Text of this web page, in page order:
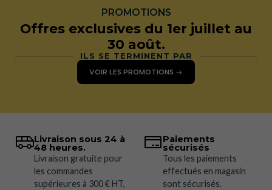
PROMOTIONS
Offres exclusives du 1er juillet au
30 août.
ILS SE TERMINENT PAR
VOIR LES PROMOTIONS
Livraison sous 24 à
48 heures.
Livraison gratuite pour
les commandes
supérieures à 300 € HT,
Paiements
sécurisés
Tous les paiements
effectués en magasin
sont sécurisés.